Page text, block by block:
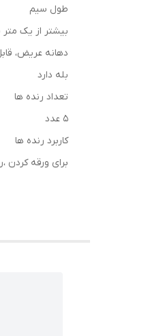
طول سیم
بیشتر از یک متر
دهانه عریض،
بله دارد
تعداد رنده ها
5 عدد
کاربرد رنده ها
برای ورقه